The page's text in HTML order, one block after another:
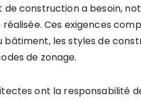
de construction a besoin,
Ces exigences
bâtiment, les styles de
de zonage.
ont la responsabilité